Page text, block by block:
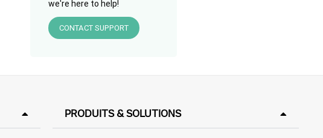
we're here to help!
CONTACT SUPPORT
PRODUITS & SOLUTIONS